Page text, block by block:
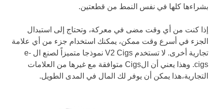
بشراءها كلها في نفس النمط من قطعتين.
إذا كنت من أي وقت مضى في معركة، وتحتاج إلى استبدال
الجزء في أسرع وقت ممكن، يمكنك استخدام جزء من أي علامة
تجارية أخرى. لا تستخدم V2 Cigs نموذجا متميزاً لصنع ال e-
cigs. وهذا يعني أن الCigs متوافقة مع غيرها من العلامات
التجارية،هذا يمكن أن يوفر لك المال في المدى الطويل.